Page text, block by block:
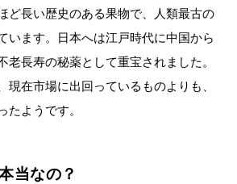
ど長い歴史のある果物で、人類最古の
います。日本へは江戸時代に中国から
老長寿の秘薬として重宝されました。
現在市場に出回っているものよりも、
たようです。
当なの？